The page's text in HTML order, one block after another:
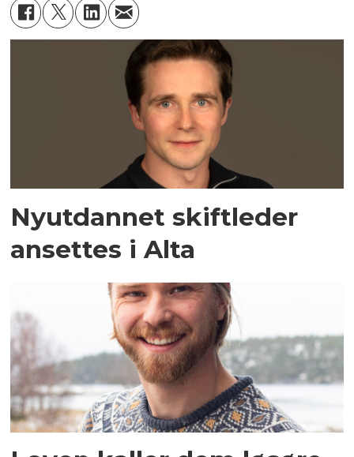
Nyutdannet skiftleder
ansettes i Alta